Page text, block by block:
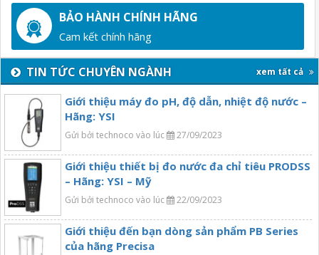
BẢO HÀNH CHÍNH HÃNG
Cam kết chính hãng
TIN TỨC CHUYÊN NGÀNH xem tất cả
Giới thiệu máy đo pH, độ dẫn, nhiệt độ nước –
Hãng: YSI
Gửi bởi technoco vào lúc 27/09/2023
Giới thiệu thiết bị đo nước đa chỉ tiêu PRODSS
– Hãng: YSI – Mỹ
Gửi bởi technoco vào lúc 22/09/2023
Giới thiệu đến bạn dòng sản phẩm PB Series
của hãng Precisa